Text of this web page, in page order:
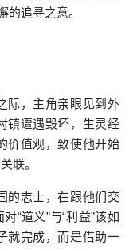
的追寻之意。
际，主角亲眼见到外
镇遭遇毁坏，生灵经
价值观，致使他开始
联。
的志士，在跟他们交
“道义”与“利益”该如
就完成，而是借助一